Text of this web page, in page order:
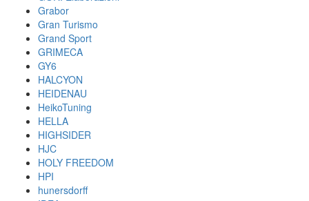
Grabor
Gran Turismo
Grand Sport
GRIMECA
GY6
HALCYON
HEIDENAU
HeikoTuning
HELLA
HIGHSIDER
HJC
HOLY FREEDOM
HPI
hunersdorff